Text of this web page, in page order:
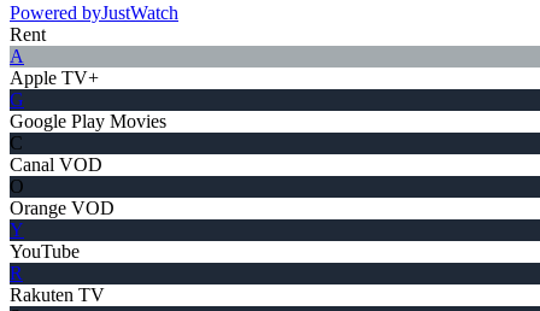
Powered byJustWatch
Rent
A
Apple TV+
G
Google Play Movies
C
Canal VOD
O
Orange VOD
Y
YouTube
R
Rakuten TV